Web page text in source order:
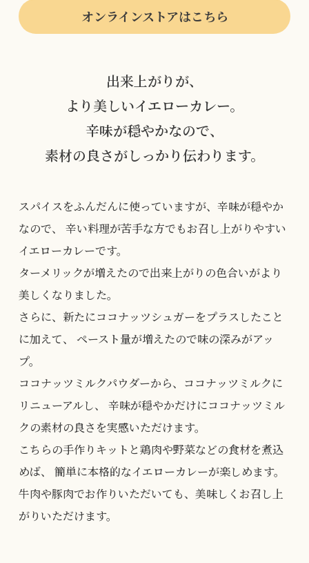
オンラインストアはこちら
出来上がりが、
より美しいイエローカレー。
辛味が穏やかなので、
素材の良さがしっかり伝わります。
スパイスをふんだんに使っていますが、辛味が穏やか
なので、
辛い料理が苦手な方でもお召し上がりやすい
イエローカレーです。
ターメリックが増えたので出来上がりの色合いがより
美しくなりました。
さらに、新たにココナッツシュガーをプラスしたこと
に加えて、
ペースト量が増えたので味の深みがアッ
プ。
ココナッツミルクパウダーから、ココナッツミルクに
リニューアルし、
辛味が穏やかだけにココナッツミル
クの素材の良さを実感いただけます。
こちらの手作りキットと鶏肉や野菜などの食材を煮込
めば、
簡単に本格的なイエローカレーが楽しめます。
牛肉や豚肉でお作りいただいても、美味しくお召し上
がりいただけます。